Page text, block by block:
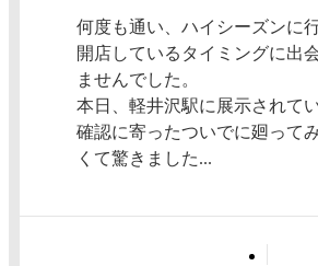
何度も通い、ハイシーズンに
開店しているタイミングに出
ませんでした。
本日、軽井沢駅に展示されて
確認に寄ったついでに廻って
くて驚きました...